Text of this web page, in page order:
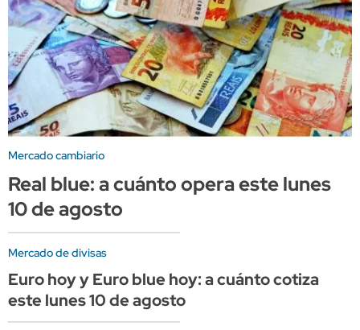
Mercado cambiario
Real blue: a cuánto opera este lunes
10 de agosto
Mercado de divisas
Euro hoy y Euro blue hoy: a cuánto cotiza
este lunes 10 de agosto